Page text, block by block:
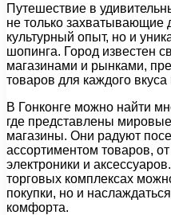
Путешествие в
не только захватывающие
культурный опыт, но и
шопинга. Город известен
магазинами и рынками,
товаров для каждого вкуса
В Гонконге можно найти
где представлены
магазины. Они радуют
ассортиментом товаров,
электроники и
торговых комплексах
покупки, но и
комфорта.